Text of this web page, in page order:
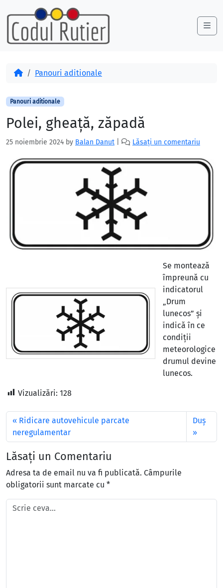
Skip to content
Skip to footer
AcasăPanouri aditionale
Panouri aditionale
Polei, gheață, zăpadă
25 noiembrie 2024 by Balan Danut Lăsați un comentariu
Se montează
împreună cu
indicatorul
„Drum
lunecos” și
indică în ce
condiții
meteorologice
drumul devine
lunecos.
Vizualizări: 128
Ridicare autovehicule parcate
neregulamentar
Duș
Lăsați un Comentariu
Adresa ta de email nu va fi publicată. Câmpurile
obligatorii sunt marcate cu *